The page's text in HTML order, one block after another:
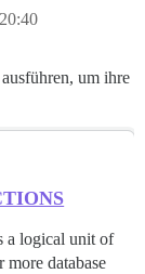
um ihre
a logical unit of
database